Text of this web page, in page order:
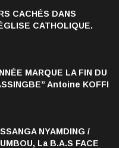
CACHÉS DANS
CATHOLIQUE.
MARQUE LA FIN DU
Antoine KOFFI
NYAMDING /
La B.A.S FACE